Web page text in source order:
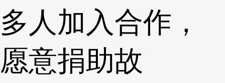
多人加入合作，
愿意捐助故